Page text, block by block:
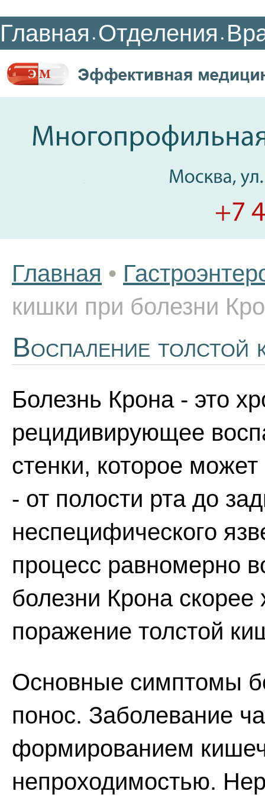
Главная • Отделения •
Главная •
кишки при болезни
Воспаление толстой
Болезнь Крона - это
рецидивирующее
стенки, которое
- от полости рта до
неспецифического
процесс равномерно
болезни Крона скорее
поражение толстой
Основные симптомы
понос. Заболевание
формированием
непроходимостью.